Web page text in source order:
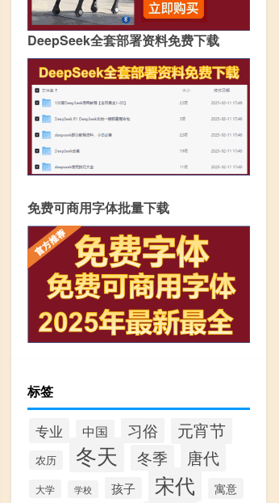
DeepSeek全套部署资料免费下载
免费可商用字体批量下载
标签
专业 中国 习俗 元宵节
农历 冬天 冬季 唐代
大学 学校 孩子 宋代 寓意